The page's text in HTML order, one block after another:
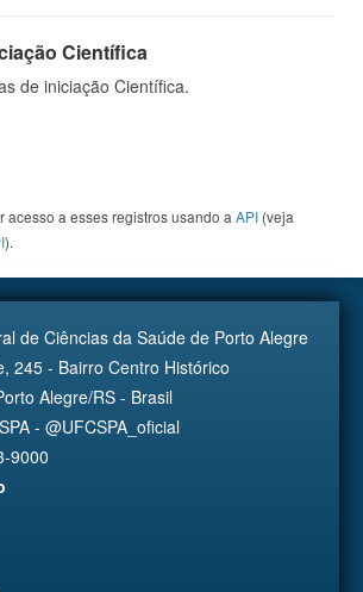
Científica
de iniciação Científica.
acesso a esses registros usando a API (veja
).
de Ciências da Saúde de Porto Alegre
245 - Bairro Centro Histórico
Alegre/RS - Brasil
- @UFCSPA_oficial
9000